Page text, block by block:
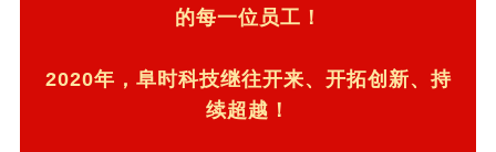
的每一位员工！
2020年，阜时科技继往开来、开拓创新、持
续超越！